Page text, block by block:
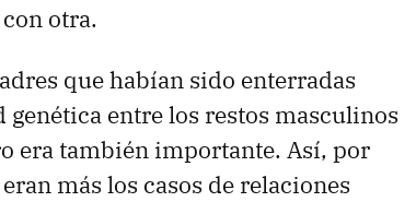
otra.
que habían sido enterradas
entre los restos masculinos
era también importante. Así, por
más los casos de relaciones